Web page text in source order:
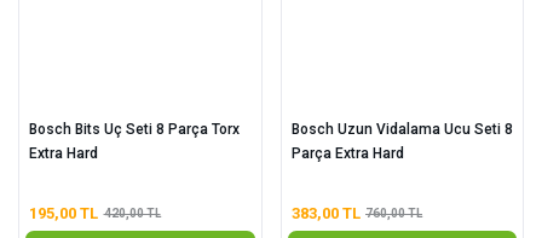
Bosch Bits Uç Seti 8 Parça Torx
Extra Hard
195,00 TL 420,00 TL
Bosch Uzun Vidalama Ucu Seti 8
Parça Extra Hard
383,00 TL 760,00 TL